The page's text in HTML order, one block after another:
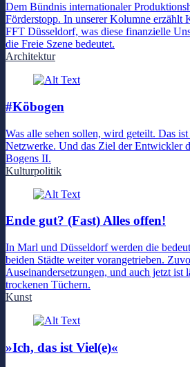
Dem Bündnis internationaler
Förderstopp. In unserer Kolumne erzählt
FFT Düsseldorf, was diese finanzielle
die Freie Szene bedeutet.
Architektur
#Köbogen
Was alle sehen sollen, wird geteilt. Das
Netzwerke. Und das Ziel der Entwickler
Bogens II.
Kulturpolitik
Ende gut? (Fast) Alles offen!
In Marl und Düsseldorf werden die
beiden Städte weiter vorangetrieben.
Auseinandersetzungen, und auch jetzt ist
trockenen Tüchern.
Kunst
»Ich, das ist Viel(e)«